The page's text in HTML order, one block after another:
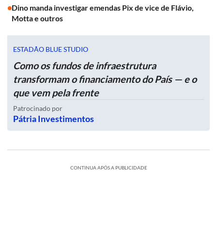
Dino manda investigar emendas Pix de vice de Flávio,
Motta e outros
ESTADÃO BLUE STUDIO
Como os fundos de infraestrutura
transformam o financiamento do País — e o
que vem pela frente
Patrocinado por
Pátria Investimentos
CONTINUA APÓS A PUBLICIDADE